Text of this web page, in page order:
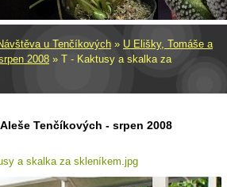
u Tenčíkových » U Elišky, Tomáše a
2008 » T - Kaktusy a skalka za
Tenčíkových - srpen 2008
a skalka za skleníkem.jpg